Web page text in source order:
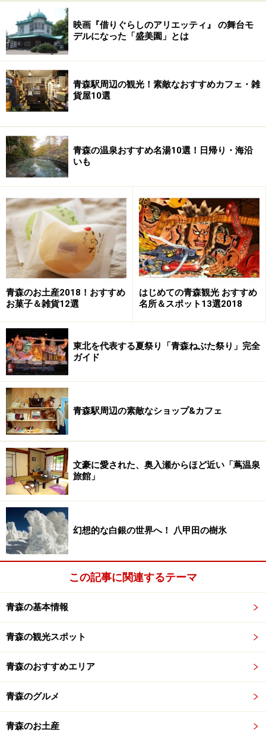
映画『借りぐらしのアリエッティ』 の舞台モ
デルになった「盛美園」とは
青森駅周辺の観光！素敵なおすすめカフェ・雑
貨屋10選
青森の温泉おすすめ名湯10選！日帰り・海沿
いも
青森のお土産2018！おすすめ
お菓子＆雑貨12選
はじめての青森観光 おすすめ
名所＆スポット13選2018
東北を代表する夏祭り「青森ねぶた祭り」完全
ガイド
青森駅周辺の素敵なショップ&カフェ
文豪に愛された、奥入瀬からほど近い「蔦温泉
旅館」
幻想的な白銀の世界へ！ 八甲田の樹氷
この記事に関連するテーマ
青森の基本情報
青森の観光スポット
青森のおすすめエリア
青森のグルメ
青森のお土産